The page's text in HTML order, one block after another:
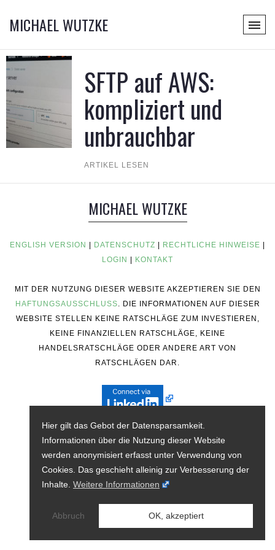
MICHAEL WUTZKE
SFTP auf AWS:
kompliziert und
unbrauchbar
ARTIKEL LESEN
MICHAEL WUTZKE
ENGLISH VERSION DATENSCHUTZ RECHTLICHE HINWEISE
LOGIN
KONTAKT
MIT DER NUTZUNG DIESER WEBSITE AKZEPTIEREN SIE DEN
HAFTUNGSAUSSCHLUSS. DIE INFORMATIONEN AUF DIESER
WEBSITE STELLEN KEINE RATSCHLÄGE ZUM INVESTIEREN,
KEINE FINANZIELLEN RATSCHLÄGE, KEINE
HANDELSRATSCHLÄGE ODER ANDERE ART VON
RATSCHLÄGEN DAR.
Hier gilt das Gebot der Datensparsamkeit.
Informationen über die Nutzung dieser Website
werden anonymisiert erfasst unter Verwendung von
Cookies. Das geschieht alleinig zur Verbesserung der
Inhalte. Weitere Informationen
Abbruch OK, akzeptiert